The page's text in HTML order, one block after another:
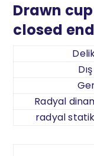
Drawn
closed end
Radyal
radyal statik